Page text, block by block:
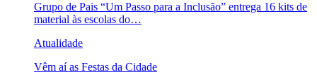
Grupo de Pais “Um Passo para a Inclusão” entrega 16 kits de
material às escolas do…
Atualidade
Vêm aí as Festas da Cidade